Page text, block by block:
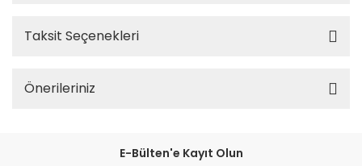
Taksit Seçenekleri
Önerileriniz
E-Bülten'e Kayıt Olun